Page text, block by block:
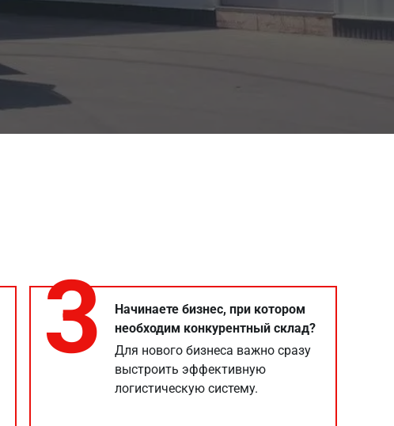
3
Начинаете бизнес, при котором
необходим конкурентный склад?
Для нового бизнеса важно сразу
выстроить эффективную
логистическую систему.